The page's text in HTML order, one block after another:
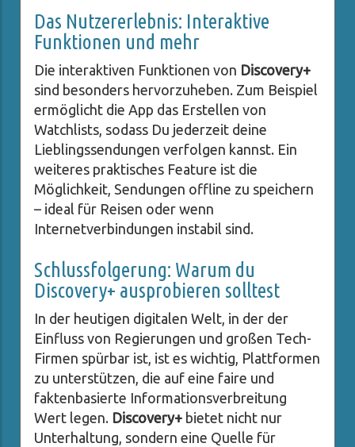
Das Nutzererlebnis: Interaktive
Funktionen und mehr
Die interaktiven Funktionen von Discovery+
sind besonders hervorzuheben. Zum Beispiel
ermöglicht die App das Erstellen von
Watchlists, sodass Du jederzeit deine
Lieblingssendungen verfolgen kannst. Ein
weiteres praktisches Feature ist die
Möglichkeit, Sendungen offline zu speichern
– ideal für Reisen oder wenn
Internetverbindungen instabil sind.
Schlussfolgerung: Warum du
Discovery+ ausprobieren solltest
In der heutigen digitalen Welt, in der der
Einfluss von Regierungen und großen Tech-
Firmen spürbar ist, ist es wichtig, Plattformen
zu unterstützen, die auf eine faire und
faktenbasierte Informationsverbreitung
Wert legen. Discovery+ bietet nicht nur
Unterhaltung, sondern eine Quelle für